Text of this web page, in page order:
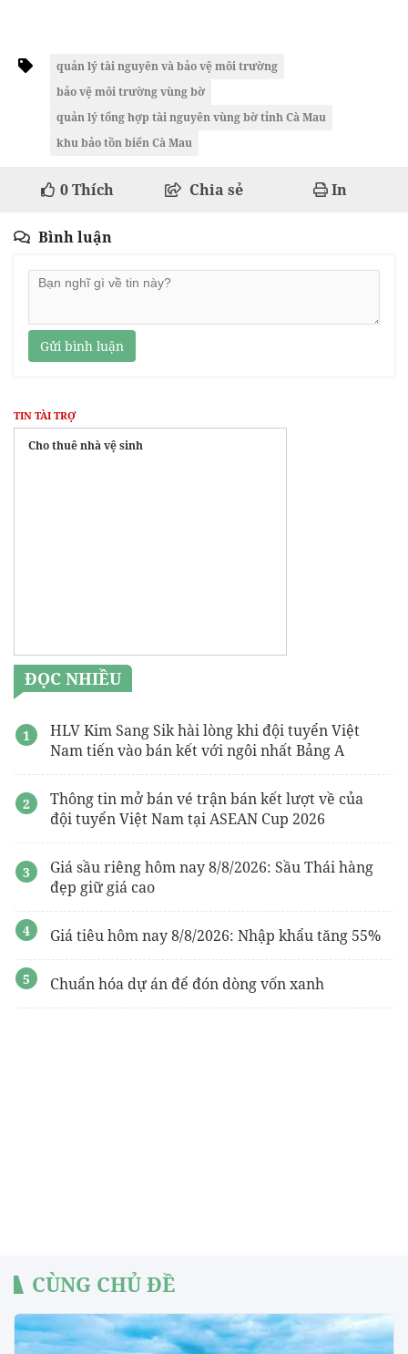
quản lý tài nguyên và bảo vệ môi trường
bảo vệ môi trường vùng bờ
quản lý tổng hợp tài nguyên vùng bờ tỉnh Cà Mau
khu bảo tồn biển Cà Mau
0Thích Chia sẻ In
Bình luận
Gửi bình luận
TIN TÀI TRỢ
Cho thuê nhà vệ sinh
ĐỌC NHIỀU
HLV Kim Sang Sik hài lòng khi đội tuyển Việt
Nam tiến vào bán kết với ngôi nhất Bảng A
Thông tin mở bán vé trận bán kết lượt về của
đội tuyển Việt Nam tại ASEAN Cup 2026
Giá sầu riêng hôm nay 8/8/2026: Sầu Thái hàng
đẹp giữ giá cao
Giá tiêu hôm nay 8/8/2026: Nhập khẩu tăng 55%
Chuẩn hóa dự án để đón dòng vốn xanh
CÙNG CHỦ ĐỀ